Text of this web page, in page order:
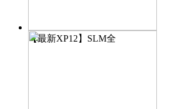
【最新XP12】SLM全